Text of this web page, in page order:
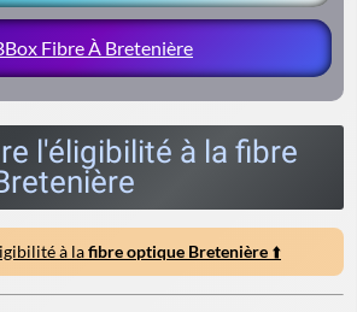
Fibre À Bretenière
l'éligibilité à la fibre
à lafibre optique Bretenière ⬆️